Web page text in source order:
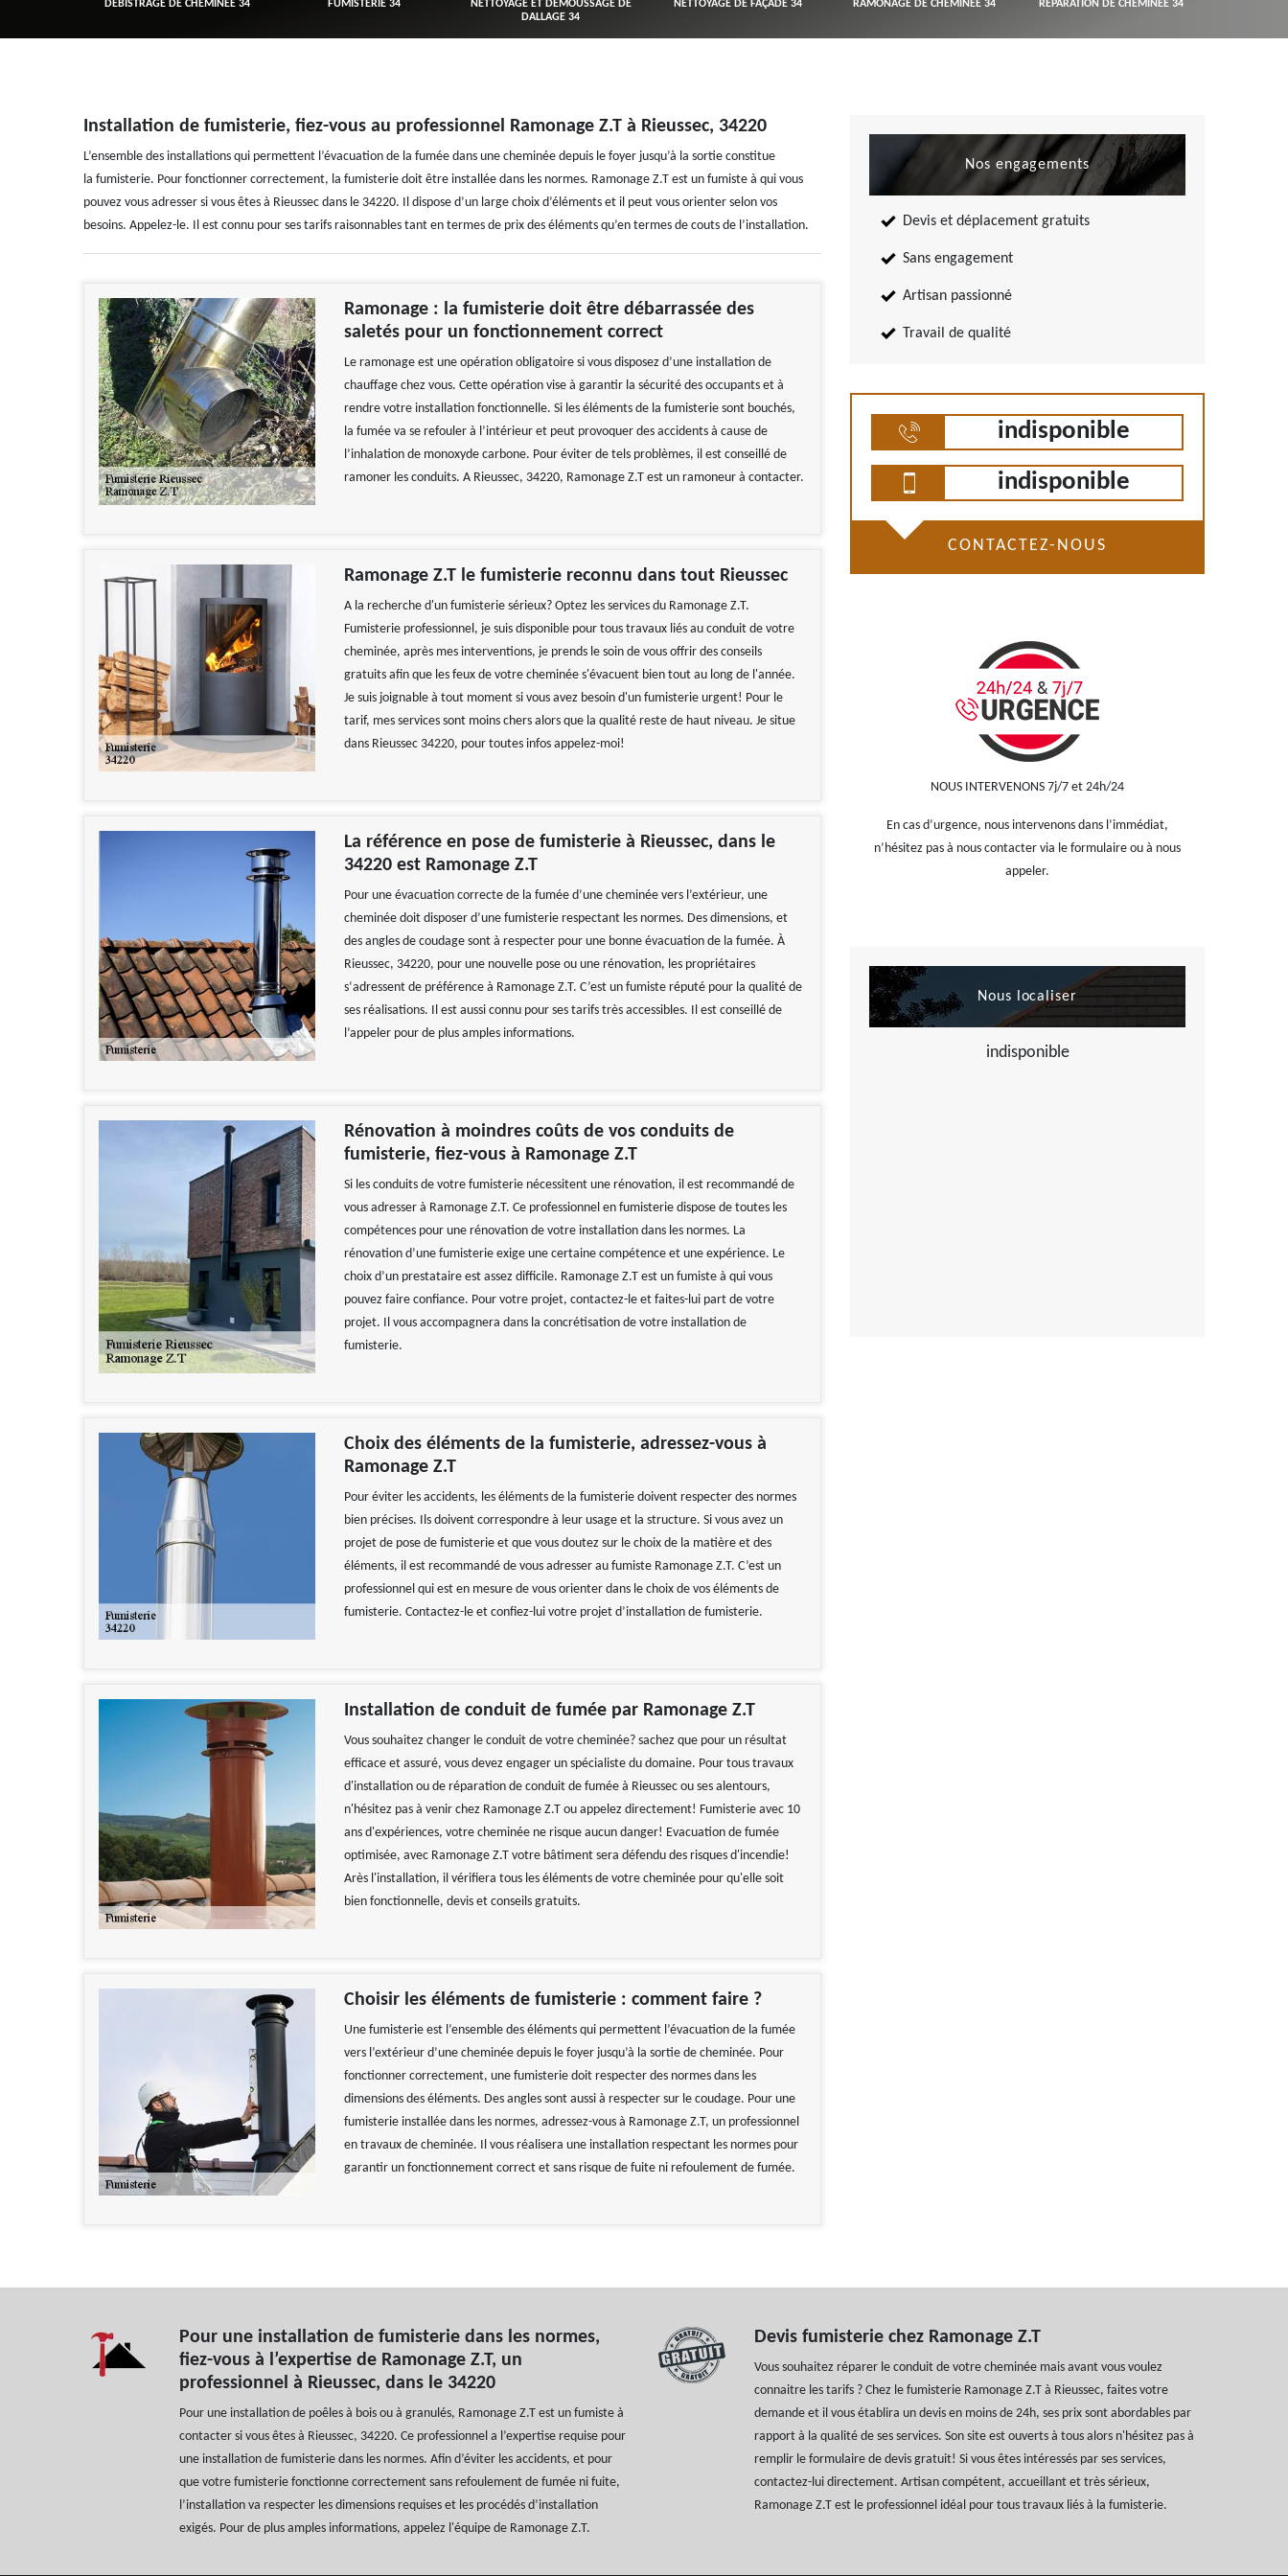
DÉBISTRAGE DE CHEMINÉE 34 FUMISTERIE 34
NETTOYAGE ET DÉMOUSSAGE DE
DALLAGE 34
NETTOYAGE DE FAÇADE 34 RAMONAGE DE CHEMINÉE 34 RÉPARATION DE CHEMINÉE 34
Installation de fumisterie, fiez-vous au professionnel Ramonage Z.T à Rieussec, 34220
L’ensemble des installations qui permettent l’évacuation de la fumée dans une cheminée depuis le foyer jusqu’à la sortie constitue
la fumisterie. Pour fonctionner correctement, la fumisterie doit être installée dans les normes. Ramonage Z.T est un fumiste à qui vous
pouvez vous adresser si vous êtes à Rieussec dans le 34220. Il dispose d’un large choix d’éléments et il peut vous orienter selon vos
besoins. Appelez-le. Il est connu pour ses tarifs raisonnables tant en termes de prix des éléments qu’en termes de couts de l’installation.
Ramonage : la fumisterie doit être débarrassée des
saletés pour un fonctionnement correct
Le ramonage est une opération obligatoire si vous disposez d’une installation de
chauffage chez vous. Cette opération vise à garantir la sécurité des occupants et à
rendre votre installation fonctionnelle. Si les éléments de la fumisterie sont bouchés,
la fumée va se refouler à l’intérieur et peut provoquer des accidents à cause de
l’inhalation de monoxyde carbone. Pour éviter de tels problèmes, il est conseillé de
ramoner les conduits. A Rieussec, 34220, Ramonage Z.T est un ramoneur à contacter.
Ramonage Z.T le fumisterie reconnu dans tout Rieussec
A la recherche d'un fumisterie sérieux? Optez les services du Ramonage Z.T.
Fumisterie professionnel, je suis disponible pour tous travaux liés au conduit de votre
cheminée, après mes interventions, je prends le soin de vous offrir des conseils
gratuits afin que les feux de votre cheminée s'évacuent bien tout au long de l'année.
Je suis joignable à tout moment si vous avez besoin d'un fumisterie urgent! Pour le
tarif, mes services sont moins chers alors que la qualité reste de haut niveau. Je situe
dans Rieussec 34220, pour toutes infos appelez-moi!
La référence en pose de fumisterie à Rieussec, dans le
34220 est Ramonage Z.T
Pour une évacuation correcte de la fumée d’une cheminée vers l’extérieur, une
cheminée doit disposer d’une fumisterie respectant les normes. Des dimensions, et
des angles de coudage sont à respecter pour une bonne évacuation de la fumée. À
Rieussec, 34220, pour une nouvelle pose ou une rénovation, les propriétaires
s‘adressent de préférence à Ramonage Z.T. C’est un fumiste réputé pour la qualité de
ses réalisations. Il est aussi connu pour ses tarifs très accessibles. Il est conseillé de
l’appeler pour de plus amples informations.
Rénovation à moindres coûts de vos conduits de
fumisterie, fiez-vous à Ramonage Z.T
Si les conduits de votre fumisterie nécessitent une rénovation, il est recommandé de
vous adresser à Ramonage Z.T. Ce professionnel en fumisterie dispose de toutes les
compétences pour une rénovation de votre installation dans les normes. La
rénovation d’une fumisterie exige une certaine compétence et une expérience. Le
choix d’un prestataire est assez difficile. Ramonage Z.T est un fumiste à qui vous
pouvez faire confiance. Pour votre projet, contactez-le et faites-lui part de votre
projet. Il vous accompagnera dans la concrétisation de votre installation de
fumisterie.
Choix des éléments de la fumisterie, adressez-vous à
Ramonage Z.T
Pour éviter les accidents, les éléments de la fumisterie doivent respecter des normes
bien précises. Ils doivent correspondre à leur usage et la structure. Si vous avez un
projet de pose de fumisterie et que vous doutez sur le choix de la matière et des
éléments, il est recommandé de vous adresser au fumiste Ramonage Z.T. C’est un
professionnel qui est en mesure de vous orienter dans le choix de vos éléments de
fumisterie. Contactez-le et confiez-lui votre projet d’installation de fumisterie.
Installation de conduit de fumée par Ramonage Z.T
Vous souhaitez changer le conduit de votre cheminée? sachez que pour un résultat
efficace et assuré, vous devez engager un spécialiste du domaine. Pour tous travaux
d'installation ou de réparation de conduit de fumée à Rieussec ou ses alentours,
n'hésitez pas à venir chez Ramonage Z.T ou appelez directement! Fumisterie avec 10
ans d'expériences, votre cheminée ne risque aucun danger! Evacuation de fumée
optimisée, avec Ramonage Z.T votre bâtiment sera défendu des risques d'incendie!
Arès l'installation, il vérifiera tous les éléments de votre cheminée pour qu'elle soit
bien fonctionnelle, devis et conseils gratuits.
Choisir les éléments de fumisterie : comment faire ?
Une fumisterie est l’ensemble des éléments qui permettent l’évacuation de la fumée
vers l’extérieur d’une cheminée depuis le foyer jusqu’à la sortie de cheminée. Pour
fonctionner correctement, une fumisterie doit respecter des normes dans les
dimensions des éléments. Des angles sont aussi à respecter sur le coudage. Pour une
fumisterie installée dans les normes, adressez-vous à Ramonage Z.T, un professionnel
en travaux de cheminée. Il vous réalisera une installation respectant les normes pour
garantir un fonctionnement correct et sans risque de fuite ni refoulement de fumée.
Nos engagements
Devis et déplacement gratuits
Sans engagement
Artisan passionné
Travail de qualité
indisponible
indisponible
CONTACTEZ-NOUS
NOUS INTERVENONS 7j/7 et 24h/24
En cas d’urgence, nous intervenons dans l’immédiat,
n’hésitez pas à nous contacter via le formulaire ou à nous
appeler.
Nous localiser
indisponible
Pour une installation de fumisterie dans les normes,
fiez-vous à l’expertise de Ramonage Z.T, un
professionnel à Rieussec, dans le 34220
Pour une installation de poêles à bois ou à granulés, Ramonage Z.T est un fumiste à
contacter si vous êtes à Rieussec, 34220. Ce professionnel a l’expertise requise pour
une installation de fumisterie dans les normes. Afin d’éviter les accidents, et pour
que votre fumisterie fonctionne correctement sans refoulement de fumée ni fuite,
l’installation va respecter les dimensions requises et les procédés d’installation
exigés. Pour de plus amples informations, appelez l'équipe de Ramonage Z.T.
Devis fumisterie chez Ramonage Z.T
Vous souhaitez réparer le conduit de votre cheminée mais avant vous voulez
connaitre les tarifs ? Chez le fumisterie Ramonage Z.T à Rieussec, faites votre
demande et il vous établira un devis en moins de 24h, ses prix sont abordables par
rapport à la qualité de ses services. Son site est ouverts à tous alors n'hésitez pas à
remplir le formulaire de devis gratuit! Si vous êtes intéressés par ses services,
contactez-lui directement. Artisan compétent, accueillant et très sérieux,
Ramonage Z.T est le professionnel idéal pour tous travaux liés à la fumisterie.